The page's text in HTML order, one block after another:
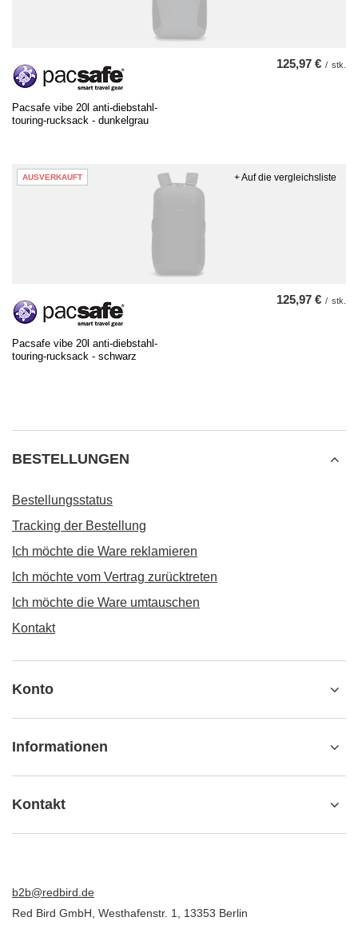
Pacsafe vibe 20l anti-diebstahl-
touring-rucksack - dunkelgrau
125,97 € / stk.
AUSVERKAUFT
Pacsafe vibe 20l anti-diebstahl-
touring-rucksack - schwarz
125,97 € / stk.
+ Auf die vergleichsliste
BESTELLUNGEN
Bestellungsstatus
Tracking der Bestellung
Ich möchte die Ware reklamieren
Ich möchte vom Vertrag zurücktreten
Ich möchte die Ware umtauschen
Kontakt
Konto
Informationen
Kontakt
b2b@redbird.de
Red Bird GmbH Westhafenstr. 1 13353 Berlin